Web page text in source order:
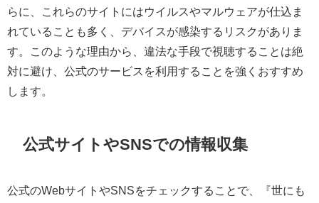
らに、これらのサイトにはウイルスやマルウェアが仕込ま
れていることも多く、デバイスが感染するリスクがありま
す。このような理由から、違法な手段で視聴することは絶
対に避け、公式のサービスを利用することを強くおすすめ
します。
公式サイトやSNSでの情報収集
公式のWebサイトやSNSをチェックすることで、『世にも